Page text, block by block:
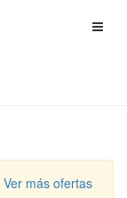
Ver más ofertas